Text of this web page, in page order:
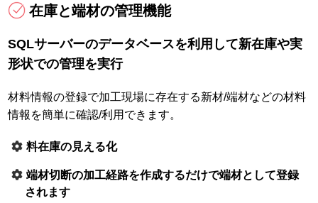
在庫と端材の管理機能
SQLサーバーのデータベースを利用して新在庫や実
形状での管理を実行
材料情報の登録で加工現場に存在する新材/端材などの材料
情報を簡単に確認/利用できます。
料在庫の見える化
端材切断の加工経路を作成するだけで端材として登録
されます